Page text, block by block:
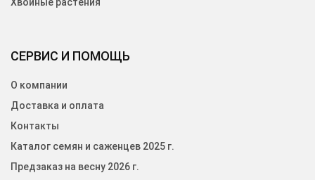
СЕРВИС И ПОМОЩЬ
О компании
Доставка и оплата
Контакты
Каталог семян и саженцев 2025 г.
Предзаказ на весну 2026 г.